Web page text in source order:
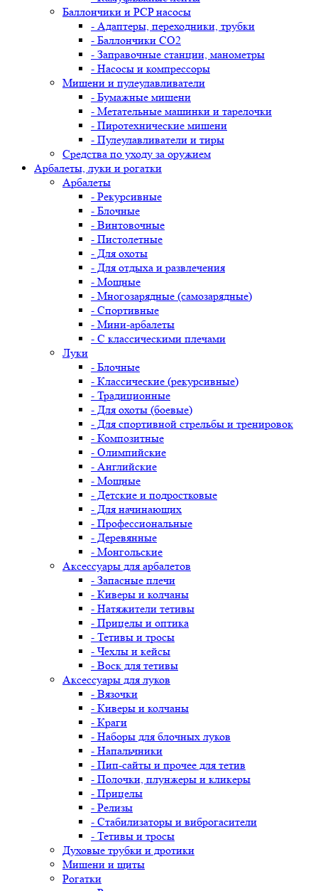
Баллончики и PCP насосы
- Адаптеры, переходники, трубки
- Баллончики CO2
- Заправочные станции, манометры
- Насосы и компрессоры
Мишени и пулеулавливатели
- Бумажные мишени
- Метательные машинки и тарелочки
- Пиротехнические мишени
- Пулеулавливатели и тиры
Средства по уходу за оружием
Арбалеты, луки и рогатки
Арбалеты
- Рекурсивные
- Блочные
- Винтовочные
- Пистолетные
- Для охоты
- Для отдыха и развлечения
- Мощные
- Многозарядные (самозарядные)
- Спортивные
- Мини-арбалеты
- С классическими плечами
Луки
- Блочные
- Классические (рекурсивные)
- Традиционные
- Для охоты (боевые)
- Для спортивной стрельбы и тренировок
- Композитные
- Олимпийские
- Английские
- Мощные
- Детские и подростковые
- Для начинающих
- Профессиональные
- Деревянные
- Монгольские
Аксессуары для арбалетов
- Запасные плечи
- Киверы и колчаны
- Натяжители тетивы
- Прицелы и оптика
- Тетивы и тросы
- Чехлы и кейсы
- Воск для тетивы
Аксессуары для луков
- Вязочки
- Киверы и колчаны
- Краги
- Наборы для блочных луков
- Напальчники
- Пип-сайты и прочее для тетив
- Полочки, плунжеры и кликеры
- Прицелы
- Релизы
- Стабилизаторы и виброгасители
- Тетивы и тросы
Духовые трубки и дротики
Мишени и щиты
Рогатки